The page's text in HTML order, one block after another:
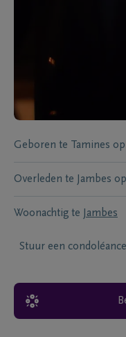
Geboren te Tamines op
Overleden te Jambes op
Woonachtig te Jambes
Stuur een